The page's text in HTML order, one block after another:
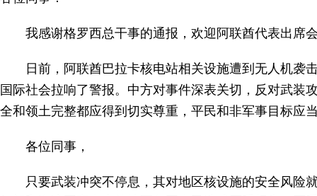
我感谢格罗西总干事的通报，欢迎阿联酋代表出席
日前，阿联酋巴拉卡核电站相关设施遭到无人机袭
国际社会拉响了警报。中方对事件深表关切，反对武装
全和领土完整都应得到切实尊重，平民和非军事目标应
各位同事，
只要武装冲突不停息，其对地区核设施的安全风险